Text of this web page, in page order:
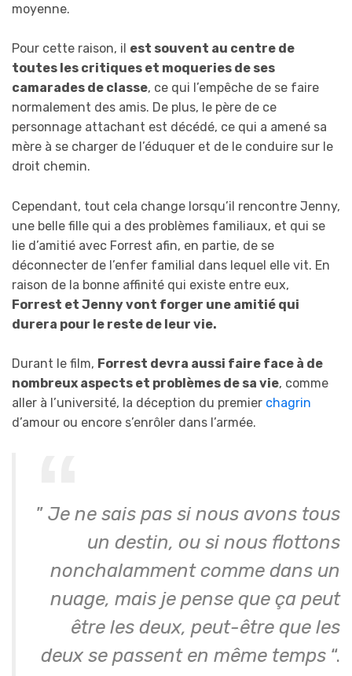
moyenne.
Pour cette raison, il est souvent au centre de
toutes les critiques et moqueries de ses
camarades de classe, ce qui l’empêche de se faire
normalement des amis. De plus, le père de ce
personnage attachant est décédé, ce qui a amené sa
mère à se charger de l’éduquer et de le conduire sur le
droit chemin.
Cependant, tout cela change lorsqu’il rencontre Jenny,
une belle fille qui a des problèmes familiaux, et qui se
lie d’amitié avec Forrest afin, en partie, de se
déconnecter de l’enfer familial dans lequel elle vit. En
raison de la bonne affinité qui existe entre eux,
Forrest et Jenny vont forger une amitié qui
durera pour le reste de leur vie.
Durant le film, Forrest devra aussi faire face à de
nombreux aspects et problèmes de sa vie, comme
aller à l’université, la déception du premier chagrin
d’amour ou encore s’enrôler dans l’armée.
” Je ne sais pas si nous avons tous
un destin, ou si nous flottons
nonchalamment comme dans un
nuage, mais je pense que ça peut
être les deux, peut-être que les
deux se passent en même temps “.